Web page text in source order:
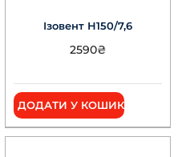
Ізовент Н150/7,6
2590₴
ДОДАТИ У КОШИК